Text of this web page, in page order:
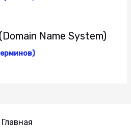
Name System)
Главная